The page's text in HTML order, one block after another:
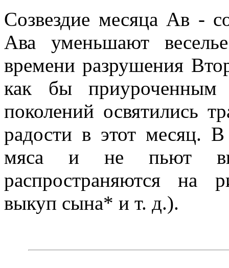
Созвездие месяца Ав -
Ава уменьшают
времени разрушения
как бы
поколений освятились
радости в этот месяц.
мяса и не пьют
распространяются на
выкуп сына* и т. д.).